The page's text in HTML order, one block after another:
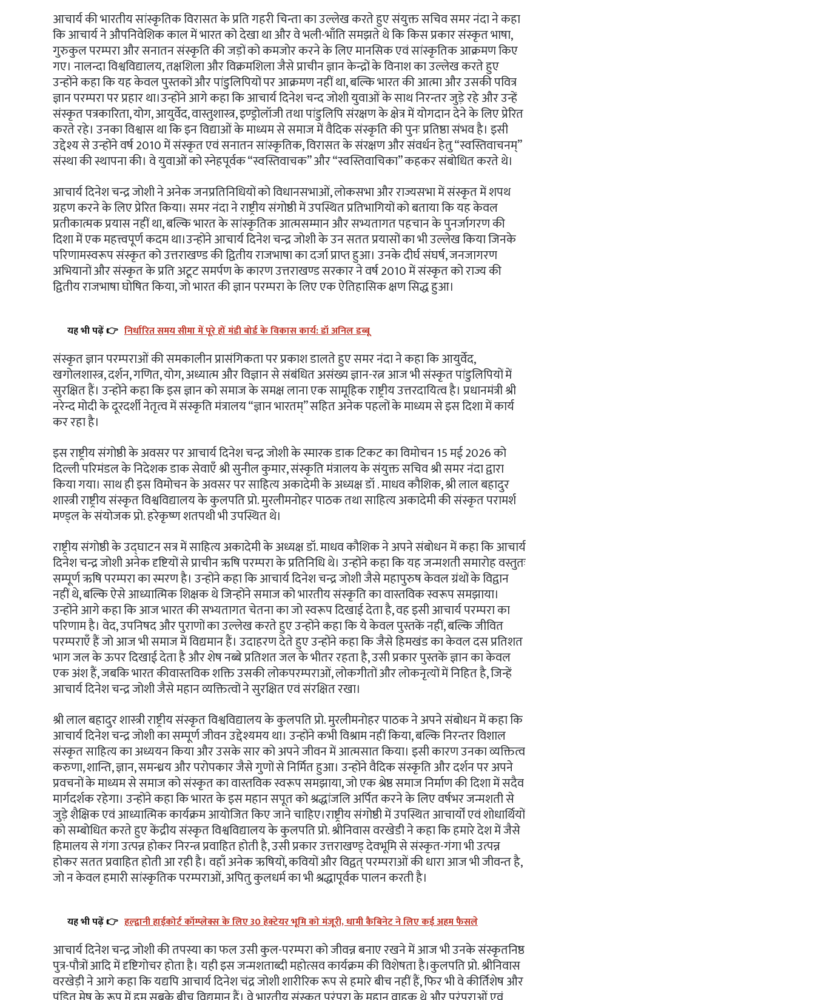
आचार्य की भारतीय सांस्कृतिक विरासत के प्रति गहरी चिन्ता का उल्लेख करते हुए संयुक्त सचिव समर नंदा ने कहा
कि आचार्य ने औपनिवेशिक काल में भारत को देखा था और वे भली-भाँति समझते थे कि किस प्रकार संस्कृत भाषा,
गुरुकुल परम्परा और सनातन संस्कृति की जड़ों को कमजोर करने के लिए मानसिक एवं सांस्कृतिक आक्रमण किए
गए। नालन्दा विश्वविद्यालय, तक्षशिला और विक्रमशिला जैसे प्राचीन ज्ञान केन्द्रों के विनाश का उल्लेख करते हुए
उन्होंने कहा कि यह केवल पुस्तकों और पांडुलिपियों पर आक्रमण नहीं था, बल्कि भारत की आत्मा और उसकी पवित्र
ज्ञान परम्परा पर प्रहार था।उन्होंने आगे कहा कि आचार्य दिनेश चन्द जोशी युवाओं के साथ निरन्तर जुड़े रहे और उन्हें
संस्कृत पत्रकारिता, योग, आयुर्वेद, वास्तुशास्त्र, इण्ड्रोलॉजी तथा पांडुलिपि संरक्षण के क्षेत्र में योगदान देने के लिए प्रेरित
करते रहे। उनका विश्वास था कि इन विद्याओं के माध्यम से समाज में वैदिक संस्कृति की पुनः प्रतिष्ठा संभव है। इसी
उद्देश्य से उन्होंने वर्ष 2010 में संस्कृत एवं सनातन सांस्कृतिक, विरासत के संरक्षण और संवर्धन हेतु “स्वस्तिवाचनम्”
संस्था की स्थापना की। वे युवाओं को स्नेहपूर्वक “स्वस्तिवाचक” और “स्वस्तिवाचिका” कहकर संबोधित करते थे।
आचार्य दिनेश चन्द्र जोशी ने अनेक जनप्रतिनिधियों को विधानसभाओं, लोकसभा और राज्यसभा में संस्कृत में शपथ
ग्रहण करने के लिए प्रेरित किया। समर नंदा ने राष्ट्रीय संगोष्ठी में उपस्थित प्रतिभागियों को बताया कि यह केवल
प्रतीकात्मक प्रयास नहीं था, बल्कि भारत के सांस्कृतिक आत्मसम्मान और सभ्यतागत पहचान के पुनर्जागरण की
दिशा में एक महत्त्वपूर्ण कदम था।उन्होंने आचार्य दिनेश चन्द्र जोशी के उन सतत प्रयासों का भी उल्लेख किया जिनके
परिणामस्वरूप संस्कृत को उत्तराखण्ड की द्वितीय राजभाषा का दर्जा प्राप्त हुआ। उनके दीर्घ संघर्ष, जनजागरण
अभियानों और संस्कृत के प्रति अटूट समर्पण के कारण उत्तराखण्ड सरकार ने वर्ष 2010 में संस्कृत को राज्य की
द्वितीय राजभाषा घोषित किया, जो भारत की ज्ञान परम्परा के लिए एक ऐतिहासिक क्षण सिद्ध हुआ।
यह भी पढ़ें 👉 निर्धारित समय सीमा में पूरे हों मंडी बोर्ड के विकास कार्य: डॉ अनिल डब्बू
संस्कृत ज्ञान परम्पराओं की समकालीन प्रासंगिकता पर प्रकाश डालते हुए समर नंदा ने कहा कि आयुर्वेद,
खगोलशास्त्र, दर्शन, गणित, योग, अध्यात्म और विज्ञान से संबंधित असंख्य ज्ञान-रत्न आज भी संस्कृत पांडुलिपियों में
सुरक्षित हैं। उन्होंने कहा कि इस ज्ञान को समाज के समक्ष लाना एक सामूहिक राष्ट्रीय उत्तरदायित्व है। प्रधानमंत्री श्री
नरेन्द मोदी के दूरदर्शी नेतृत्व में संस्कृति मंत्रालय “ज्ञान भारतम्” सहित अनेक पहलों के माध्यम से इस दिशा में कार्य
कर रहा है।
इस राष्ट्रीय संगोष्ठी के अवसर पर आचार्य दिनेश चन्द्र जोशी के स्मारक डाक टिकट का विमोचन 15 मई 2026 को
दिल्ली परिमंडल के निदेशक डाक सेवाएँ श्री सुनील कुमार, संस्कृति मंत्रालय के संयुक्त सचिव श्री समर नंदा द्वारा
किया गया। साथ ही इस विमोचन के अवसर पर साहित्य अकादेमी के अध्यक्ष डॉ . माधव कौशिक, श्री लाल बहादुर
शास्त्री राष्ट्रीय संस्कृत विश्वविद्यालय के कुलपति प्रो. मुरलीमनोहर पाठक तथा साहित्य अकादेमी की संस्कृत परामर्श
मण्ड्ल के संयोजक प्रो. हरेकृष्ण शतपथी भी उपस्थित थे।
राष्ट्रीय संगोष्ठी के उद्घाटन सत्र में साहित्य अकादेमी के अध्यक्ष डॉ. माधव कौशिक ने अपने संबोधन में कहा कि आचार्य
दिनेश चन्द्र जोशी अनेक दृष्टियों से प्राचीन ऋषि परम्परा के प्रतिनिधि थे। उन्होंने कहा कि यह जन्मशती समारोह वस्तुतः
सम्पूर्ण ऋषि परम्परा का स्मरण है। उन्होंने कहा कि आचार्य दिनेश चन्द्र जोशी जैसे महापुरुष केवल ग्रंथों के विद्वान
नहीं थे, बल्कि ऐसे आध्यात्मिक शिक्षक थे जिन्होंने समाज को भारतीय संस्कृति का वास्तविक स्वरूप समझाया।
उन्होंने आगे कहा कि आज भारत की सभ्यतागत चेतना का जो स्वरूप दिखाई देता है, वह इसी आचार्य परम्परा का
परिणाम है। वेद, उपनिषद और पुराणों का उल्लेख करते हुए उन्होंने कहा कि ये केवल पुस्तकें नहीं, बल्कि जीवित
परम्पराएँ हैं जो आज भी समाज में विद्यमान हैं। उदाहरण देते हुए उन्होंने कहा कि जैसे हिमखंड का केवल दस प्रतिशत
भाग जल के ऊपर दिखाई देता है और शेष नब्बे प्रतिशत जल के भीतर रहता है, उसी प्रकार पुस्तकें ज्ञान का केवल
एक अंश हैं, जबकि भारत कीवास्तविक शक्ति उसकी लोकपरम्पराओं, लोकगीतों और लोकनृत्यों में निहित है, जिन्हें
आचार्य दिनेश चन्द्र जोशी जैसे महान व्यक्तित्वों ने सुरक्षित एवं संरक्षित रखा।
श्री लाल बहादुर शास्त्री राष्ट्रीय संस्कृत विश्वविद्यालय के कुलपति प्रो. मुरलीमनोहर पाठक ने अपने संबोधन में कहा कि
आचार्य दिनेश चन्द्र जोशी का सम्पूर्ण जीवन उद्देश्यमय था। उन्होंने कभी विश्राम नहीं किया, बल्कि निरन्तर विशाल
संस्कृत साहित्य का अध्ययन किया और उसके सार को अपने जीवन में आत्मसात किया। इसी कारण उनका व्यक्तित्व
करुणा, शान्ति, ज्ञान, समन्ध्रय और परोपकार जैसे गुणों से निर्मित हुआ। उन्होंने वैदिक संस्कृति और दर्शन पर अपने
प्रवचनों के माध्यम से समाज को संस्कृत का वास्तविक स्वरूप समझाया, जो एक श्रेष्ठ समाज निर्माण की दिशा में सदैव
मार्गदर्शक रहेगा। उन्होंने कहा कि भारत के इस महान सपूत को श्रद्धांजलि अर्पित करने के लिए वर्षभर जन्मशती से
जुड़े शैक्षिक एवं आध्यात्मिक कार्यक्रम आयोजित किए जाने चाहिए।राष्ट्रीय संगोष्ठी में उपस्थित आचार्यों एवं शोधार्थियों
को सम्बोधित करते हुए केंद्रीय संस्कृत विश्वविद्यालय के कुलपति प्रो. श्रीनिवास वरखेडी ने कहा कि हमारे देश में जैसे
हिमालय से गंगा उत्पन्न होकर निरन्त्र प्रवाहित होती है, उसी प्रकार उत्तराखण्ड् देवभूमि से संस्कृत-गंगा भी उत्पन्न
होकर सतत प्रवाहित होती आ रही है। वहाँ अनेक ऋषियों, कवियों और विद्वत् परम्पराओं की धारा आज भी जीवन्त है,
जो न केवल हमारी सांस्कृतिक परम्पराओं, अपितु कुलधर्म का भी श्रद्धापूर्वक पालन करती है।
यह भी पढ़ें 👉 हल्द्वानी हाईकोर्ट कॉम्प्लेक्स के लिए 30 हेक्टेयर भूमि को मंजूरी, धामी कैबिनेट ने लिए कई अहम फैसले
आचार्य दिनेश चन्द्र जोशी की तपस्या का फल उसी कुल-परम्परा को जीवन्न बनाए रखने में आज भी उनके संस्कृतनिष्ठ
पुत्र-पौत्रों आदि में दृष्टिगोचर होता है। यही इस जन्मशताब्दी महोत्सव कार्यक्रम की विशेषता है।कुलपति प्रो. श्रीनिवास
वरखेड़ी ने आगे कहा कि यद्यपि आचार्य दिनेश चंद्र जोशी शारीरिक रूप से हमारे बीच नहीं हैं, फिर भी वे कीर्तिशेष और